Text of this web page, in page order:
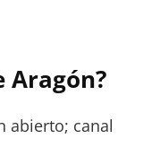
Aragón?
abierto; canal